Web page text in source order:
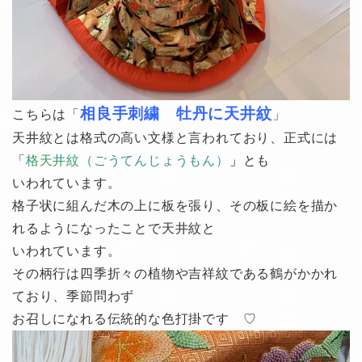
こちらは「 相良手刺繍 牡丹に天井紋 」
天井紋とは格式の高い文様と言われており、正式には
「 格天井紋（ごうてんじょうもん） 」
とも
いわれています。
格子状に組んだ木の上に板を張り、その板に絵を描か
れるようになったことで天井紋と
いわれています。
その柄行は四季折々の植物や吉祥紋である鶴がかかれ
ており、季節問わず
お召しになれる伝統的な色打掛です ♡